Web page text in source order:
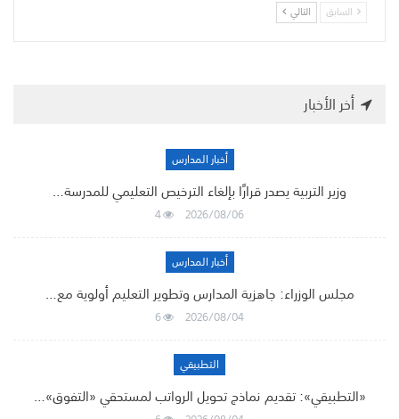
السابق التالي
أخر الأخبار
أخبار المدارس
وزير التربية يصدر قرارًا بإلغاء الترخيص التعليمي للمدرسة…
2026/08/06
4
أخبار المدارس
مجلس الوزراء: جاهزية المدارس وتطوير التعليم أولوية مع…
2026/08/04
6
التطبيقي
«التطبيقي»: تقديم نماذج تحويل الرواتب لمستحقي «التفوق»…